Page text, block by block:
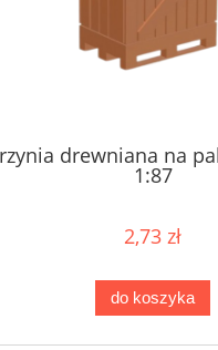
drewniana na
1:87
2,73 zł
do koszyka